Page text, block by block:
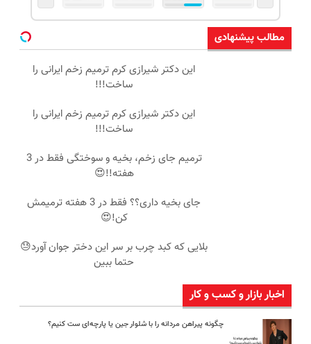
مطالب پیشنهادی
این دکتر شیرازی کرم ترمیم زخم ایرانی را
ساخت!!!
این دکتر شیرازی کرم ترمیم زخم ایرانی را
ساخت!!!
ترمیم جای زخم، بخیه و سوختگی فقط در 3
هفته!!😍
جای بخیه داری؟؟ فقط در 3 هفته ترمیمش
کن!😍
بلایی که کبد چرب بر سر این دختر جوان آورد😓
حتما ببین
اخبار بازار و کسب و کار
چگونه پیراهن مردانه را با شلوار جین یا پارچه‌ای ست کنیم؟